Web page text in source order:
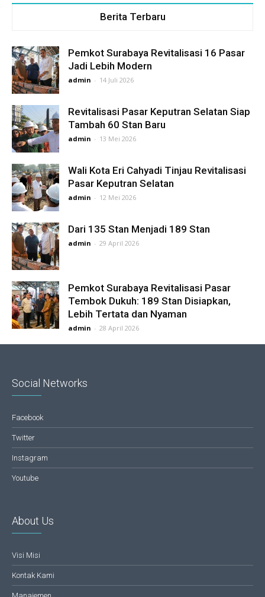
Berita Terbaru
Pemkot Surabaya Revitalisasi 16 Pasar
Jadi Lebih Modern
admin - 14 Juli 2026
Revitalisasi Pasar Keputran Selatan Siap
Tambah 60 Stan Baru
admin - 13 Mei 2026
Wali Kota Eri Cahyadi Tinjau Revitalisasi
Pasar Keputran Selatan
admin - 12 Mei 2026
Dari 135 Stan Menjadi 189 Stan
admin - 29 April 2026
Pemkot Surabaya Revitalisasi Pasar
Tembok Dukuh: 189 Stan Disiapkan,
Lebih Tertata dan Nyaman
admin - 28 April 2026
Social Networks
Facebook
Twitter
Instagram
Youtube
About Us
Visi Misi
Kontak Kami